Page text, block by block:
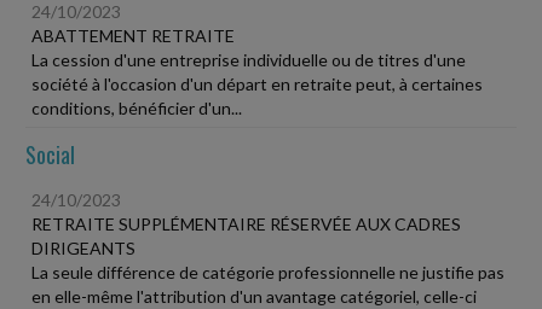
24/10/2023
ABATTEMENT RETRAITE
La cession d'une entreprise individuelle ou de titres d'une
société à l'occasion d'un départ en retraite peut, à certaines
conditions, bénéficier d'un...
Social
24/10/2023
RETRAITE SUPPLÉMENTAIRE RÉSERVÉE AUX CADRES
DIRIGEANTS
La seule différence de catégorie professionnelle ne justifie pas
en elle-même l'attribution d'un avantage catégoriel, celle-ci